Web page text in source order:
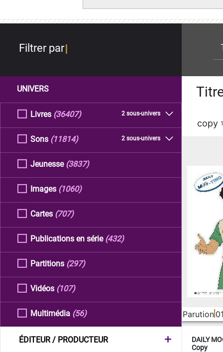
Filtrer par
UNIVERS
Livres 2 sous-univers
(36407)
Sons 2 sous-univers
(11814)
Jeunesse (3837)
Images (1060)
Cartes (707)
Publications en série (432)
Partitions (297)
Vidéos (107)
Multimédia (56)
ÉDITEUR / PRODUCTEUR
copy
Parution
DAILY
Copy